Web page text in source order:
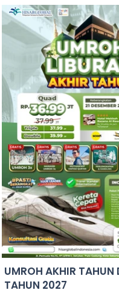
UMROH AKHIR TAHUN
TAHUN 2027